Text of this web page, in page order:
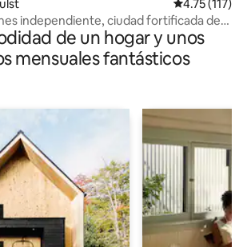
Calificación
4.75 (117)
independiente, ciudad fortificada de
de un hogar y unos
mensuales fantásticos